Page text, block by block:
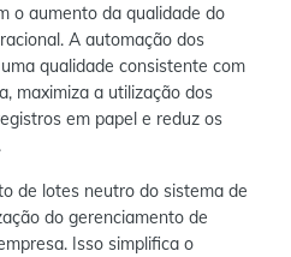
o aumento da qualidade do
A automação dos
qualidade consistente com
maximiza a utilização dos
em papel e reduz os
de lotes neutro do sistema de
do gerenciamento de
Isso simplifica o